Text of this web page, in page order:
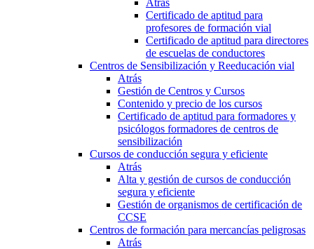
Atrás
Certificado de aptitud para
profesores de formación vial
Certificado de aptitud para directores
de escuelas de conductores
Centros de Sensibilización y Reeducación vial
Atrás
Gestión de Centros y Cursos
Contenido y precio de los cursos
Certificado de aptitud para formadores y
psicólogos formadores de centros de
sensibilización
Cursos de conducción segura y eficiente
Atrás
Alta y gestión de cursos de conducción
segura y eficiente
Gestión de organismos de certificación de
CCSE
Centros de formación para mercancías peligrosas
Atrás